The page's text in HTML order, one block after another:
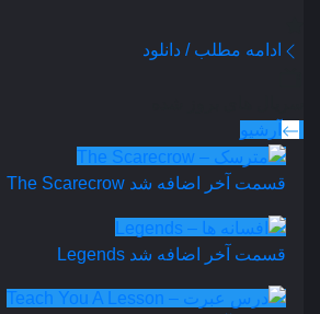
ادامه مطلب / دانلود
آرشیو
قسمت آخر اضافه شد The Scarecrow
قسمت آخر اضافه شد Legends